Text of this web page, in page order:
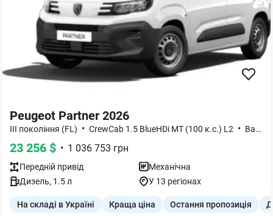
Peugeot Partner 2026
III покоління (FL) • CrewCab 1.5 BlueHDi МТ (100 к.с.) L2 • Base
23 256 $ • 1 036 753 грн
Передній привід
Механічна
Дизель, 1.5л У 13 регіонах
На складі в Україні Краща ціна Остання пропозиція